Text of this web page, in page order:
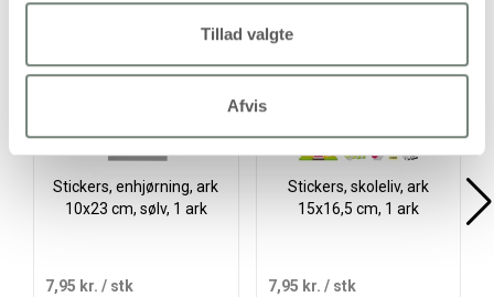
Tillad valgte
Afvis
Stickers, enhjørning, ark
10x23 cm, sølv, 1 ark
7,95 kr. / stk
Stickers, skoleliv, ark
15x16,5 cm, 1 ark
7,95 kr. / stk